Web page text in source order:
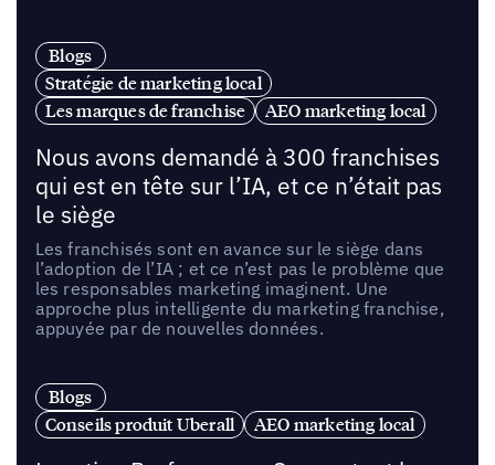
Blogs
Stratégie de marketing local
Les marques de franchise
AEO marketing local
Nous avons demandé à 300 franchises
qui est en tête sur l’IA, et ce n’était pas
le siège
Les franchisés sont en avance sur le siège dans
l’adoption de l’IA ; et ce n’est pas le problème que
les responsables marketing imaginent. Une
approche plus intelligente du marketing franchise,
appuyée par de nouvelles données.
Blogs
Conseils produit Uberall
AEO marketing local